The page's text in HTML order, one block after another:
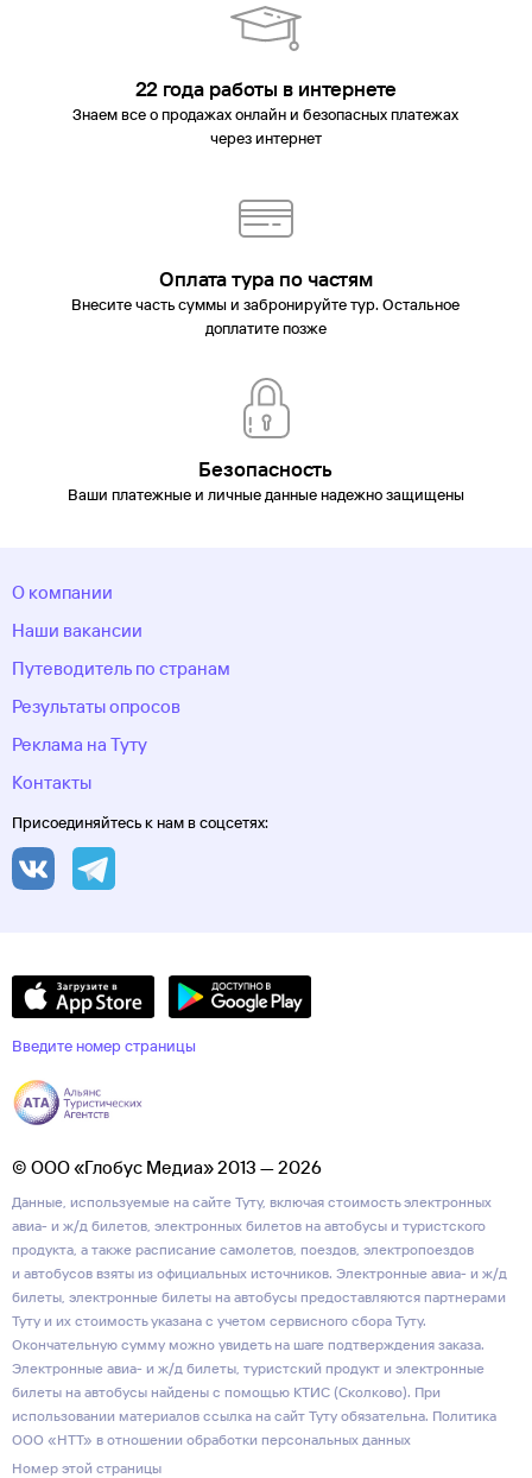
22 года работы в интернете
Знаем все о продажах онлайн и безопасных платежах
через интернет
Оплата тура по частям
Внесите часть суммы и забронируйте тур. Остальное
доплатите позже
Безопасность
Ваши платежные и личные данные надежно защищены
О компании
Наши вакансии
Путеводитель по странам
Результаты опросов
Реклама на Туту
Контакты
Присоединяйтесь к нам в соцсетях:
Введите номер страницы
© ООО «Глобус Медиа» 2013 — 2026
Данные, используемые на сайте Туту, включая стоимость электронных
авиа- и ж/д билетов, электронных билетов на автобусы и туристского
продукта, а также расписание самолетов, поездов, электропоездов
и автобусов взяты из официальных источников. Электронные авиа- и ж/д
билеты, электронные билеты на автобусы предоставляются партнерами
Туту и их стоимость указана с учетом сервисного сбора Туту.
Окончательную сумму можно увидеть на шаге подтверждения заказа.
Электронные авиа- и ж/д билеты, туристский продукт и электронные
билеты на автобусы найдены с помощью КТИС (Сколково). При
использовании материалов ссылка на сайт Туту обязательна. Политика
ООО «НТТ» в отношении обработки персональных данных
Номер этой страницы